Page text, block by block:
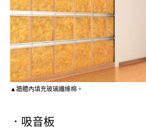
▲牆體內填充玻璃纖維棉。
．吸音板